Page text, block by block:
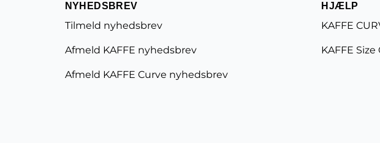
NYHEDSBREV
Tilmeld nyhedsbrev
Afmeld KAFFE nyhedsbrev
Afmeld KAFFE Curve nyhedsbrev
HJÆLP
KAFFE
KAFFE Size